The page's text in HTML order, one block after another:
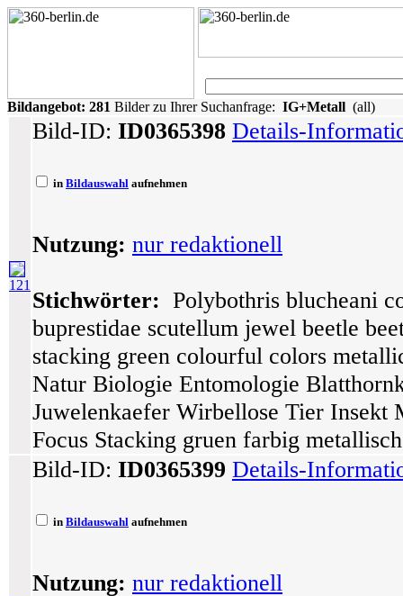
Bildangebot: 281 Bilder zu Ihrer Suchanfrage: IG+Metall (all)
121
Bild-ID: ID0365398 Details-
in Bildauswahl aufnehmen
Nutzung: nur redaktionell
Stichwörter: Polybothris blucheani
buprestidae scutellum jewel beetle
stacking green colourful colors
Natur Biologie Entomologie
Juwelenkaefer Wirbellose Tier Insekt
Focus Stacking gruen farbig metallisch
Bild-ID: ID0365399 Details-
in Bildauswahl aufnehmen
Nutzung: nur redaktionell